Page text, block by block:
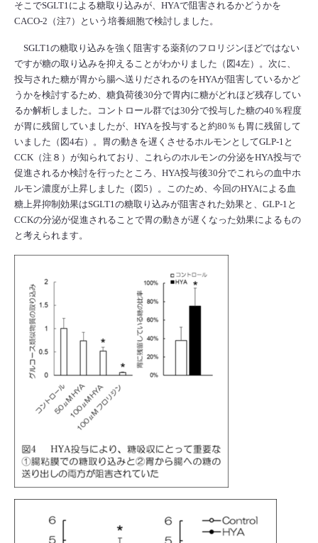
そこでSGLT1による糖取り込みが、HYAで阻害されるかどうかを
CACO-2（注7）という培養細胞で検討しました。
SGLT1の糖取り込みを強く阻害する薬剤のフロリジンほどではない
ですが糖の取り込みを抑えることがわかりました（図4左）。次に、
投与された糖が胃から腸へ送りだされるのをHYAが阻害しているかど
うかを検討するため、糖負荷後30分で胃内に糖がどれほど残存してい
るか解析しました。コントロール群では30分で投与した糖の40％程度
が胃に残留していましたが、HYAを投与すると約80％も胃に残留して
いました（図4右）。胃の動きを遅くさせるホルモンとしてGLP-1と
CCK（注８）が知られており、これらのホルモンの分泌をHYA投与で
促進されるか検討を行ったところ、HYA投与後30分でこれらの血中ホ
ルモン濃度が上昇しました（図5）。このため、今回のHYAによる血
糖上昇抑制効果はSGLT1の糖取り込みが阻害された効果と、GLP-1と
CCKの分泌が促進されることで胃の動きが遅くなった効果によるもの
と考えられます。